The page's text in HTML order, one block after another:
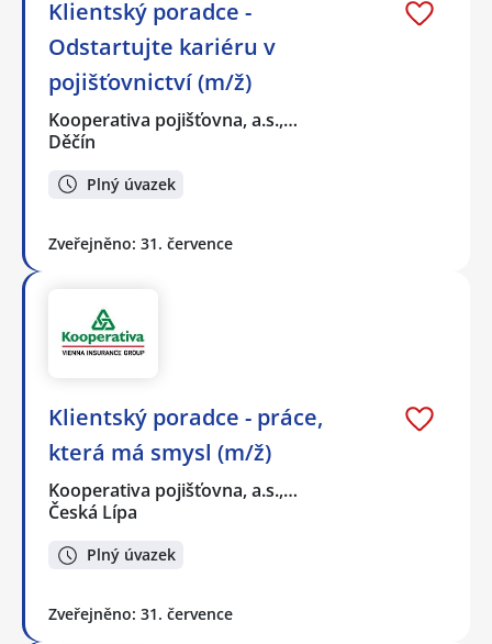
Klientský poradce -
Odstartujte kariéru v
pojišťovnictví (m/ž)
Kooperativa pojišťovna, a.s.,…
Děčín
Plný úvazek
Zveřejněno: 31. července
Klientský poradce - práce,
která má smysl (m/ž)
Kooperativa pojišťovna, a.s.,…
Česká Lípa
Plný úvazek
Zveřejněno: 31. července